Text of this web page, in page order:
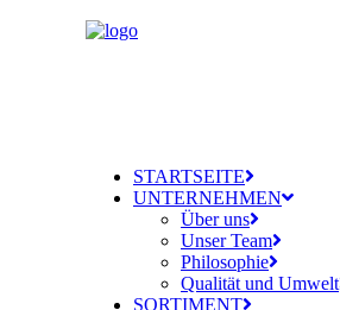
STARTSEITE
UNTERNEHMEN
Über uns
Unser Team
Philosophie
Qualität und Umwelt
SORTIMENT